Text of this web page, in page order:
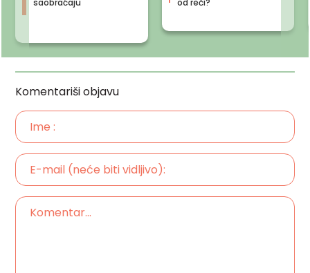
od reči?
Komentariši objavu